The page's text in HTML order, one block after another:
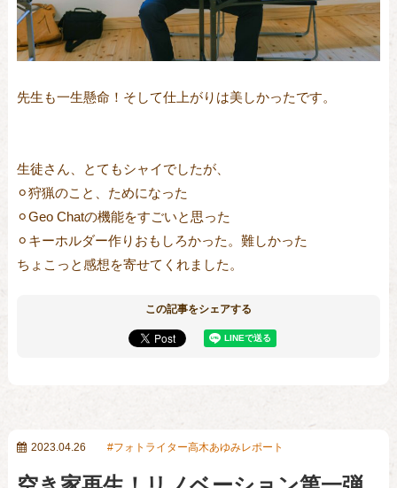
先生も一生懸命！そして仕上がりは美しかったです。
生徒さん、とてもシャイでしたが、
⚪︎狩猟のこと、ためになった
⚪︎Geo Chatの機能をすごいと思った
⚪︎キーホルダー作りおもしろかった。難しかった
ちょこっと感想を寄せてくれました。
この記事をシェアする
2023.04.26 フォトライター高木あゆみレポート